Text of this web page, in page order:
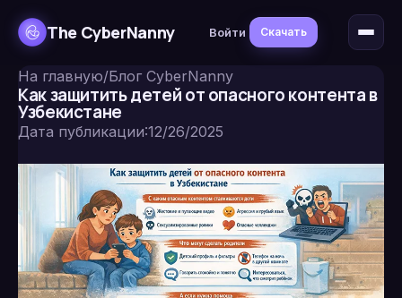
The CyberNanny Войти Скачать
На главную/Блог CyberNanny
Как защитить детей от опасного контента в
Узбекистане
Дата публикации:12/26/2025